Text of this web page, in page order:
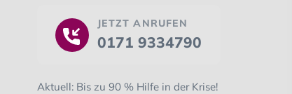
JETZT ANRUFEN
0171 9334790
Aktuell: Bis zu 90 % Hilfe in der Krise!